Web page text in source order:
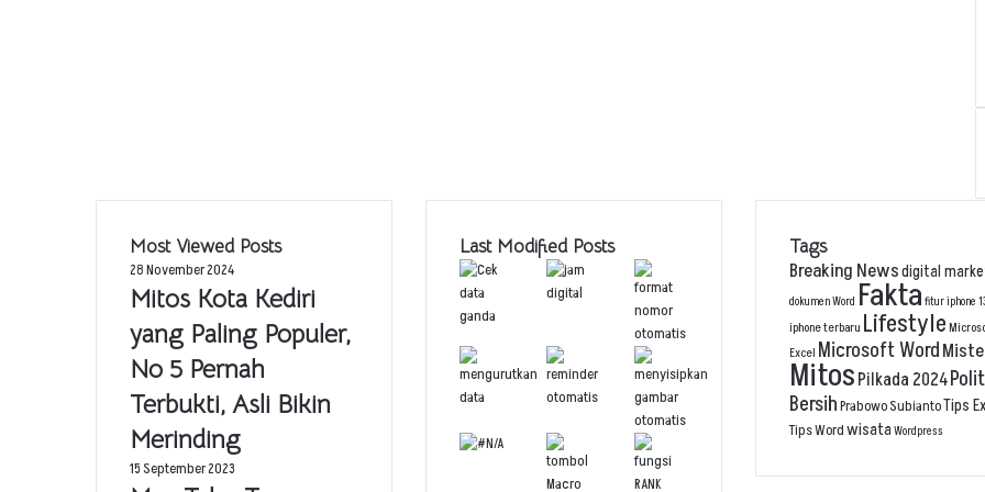
Most Viewed Posts
28 November 2024
Mitos Kota Kediri
yang Paling Populer,
No 5 Pernah
Terbukti, Asli Bikin
Merinding
15 September 2023
Last Modified Posts Tags
Breaking Newsdigital
dokumen Word Fakta fitur iphone
iphone terbaru Lifestyle
Excel Microsoft Word
MitosPilkada 2024
BersihPrabowo SubiantoTips
Tips Wordwisata Wordpress